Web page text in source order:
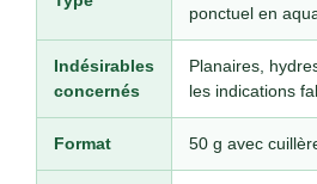
ponctuel en
Indésirables
concernés
Planaires,
les indications
Format 50 g avec